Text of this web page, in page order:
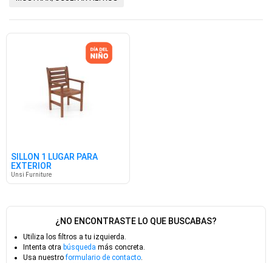
SILLON 1 LUGAR PARA
EXTERIOR
Unsi Furniture
¿NO ENCONTRASTE LO QUE BUSCABAS?
Utiliza los filtros a tu izquierda.
Intenta otra búsqueda más concreta.
Usa nuestroformulario de contacto.